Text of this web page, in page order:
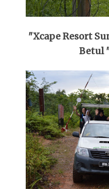
"Xcape Resort
Betul